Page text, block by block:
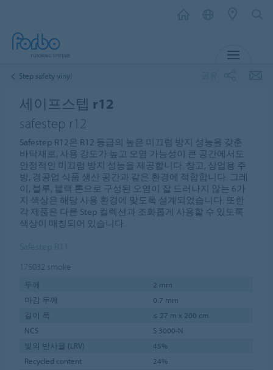
Step safety vinyl
세이프스텝 r12
safestep r12
Safestep R12은 R12 등급의 높은 미끄럼 방지 성능을 갖춘
바닥재로, 사용 강도가 높고 오염 가능성이 큰 공간에서도
안정적인 미끄럼 방지 성능을 제공합니다. 창고, 상업용 주
방, 경공업 식품 생산 공간과 같은 환경에 적합합니다. 그레
이, 블루, 블랙 톤으로 구성된 오염이 잘 드러나지 않는 6가
지 색상은 해당 사용 환경에 맞도록 설계되었습니다. 또한
각 제품은 다른 Step 컬렉션과 조화롭게 사용할 수 있도록
색상이 매칭되어 있습니다.
175032 smoke
두께
2 mm
마감 두께
0.7 mm
길이 폭
≤ 27 m x 200 cm
NCS
S 3000-N
빛의 반사율 (LRV)
45%
Recycled content
24%